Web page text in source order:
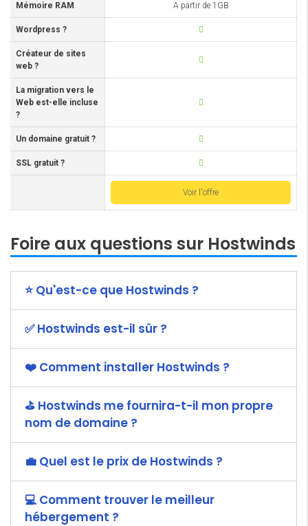
Mémoire RAM A partir de 1GB
Wordpress ?
Créateur de sites
web ?
La migration vers le
Web est-elle incluse
?
Un domaine gratuit ?
SSL gratuit ?
Voir l'offre
Foire aux questions sur Hostwinds
⭐️ Qu'est-ce que Hostwinds ?
✅ Hostwinds est-il sûr ?
❤️️ Comment installer Hostwinds ?
️⛳️ Hostwinds me fournira-t-il mon propre
nom de domaine ?
💼 Quel est le prix de Hostwinds ?
💻 Comment trouver le meilleur
hébergement ?